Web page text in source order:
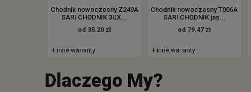
Chodnik nowoczesny Z249A
SARI CHODNIK 3UX...
od 35.20 zł
+ inne warianty
Chodnik nowoczesny T006A
SARI CHODNIK jas...
od 79.47 zł
+ inne warianty
Dlaczego My?